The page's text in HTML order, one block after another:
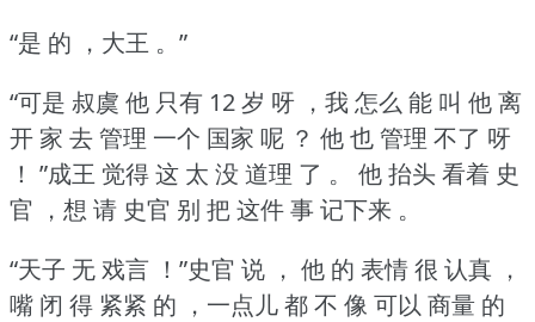
“是 的 ，大王 。”
“可是 叔虞 他 只有 12 岁 呀 ，我 怎么 能 叫 他 离
开 家 去 管理 一个 国家 呢 ？ 他 也 管理 不了 呀
！ ”成王 觉得 这 太 没 道理 了 。
他 抬头 看着 史
官 ，想 请 史官 别 把 这件 事 记下来 。
“天子 无 戏言 ！”史官 说 ， 他 的 表情 很 认真 ，
嘴 闭 得 紧紧 的 ，一点儿 都 不 像 可以 商量 的